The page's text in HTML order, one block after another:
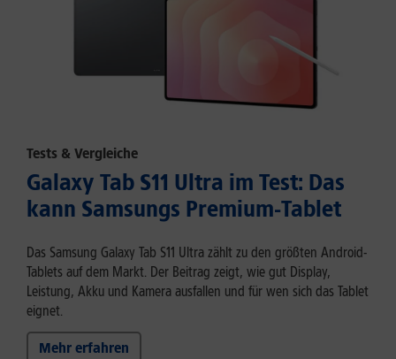
Tests & Vergleiche
Galaxy Tab S11 Ultra im Test: Das
kann Samsungs Premium-Tablet
Das Samsung Galaxy Tab S11 Ultra zählt zu den größten Android-
Tablets auf dem Markt. Der Beitrag zeigt, wie gut Display,
Leistung, Akku und Kamera ausfallen und für wen sich das Tablet
eignet.
Mehr erfahren